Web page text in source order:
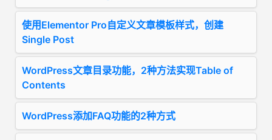
使用Elementor Pro自定义文章模板样式，创建
Single Post
WordPress文章目录功能，2种方法实现Table of
Contents
WordPress添加FAQ功能的2种方式